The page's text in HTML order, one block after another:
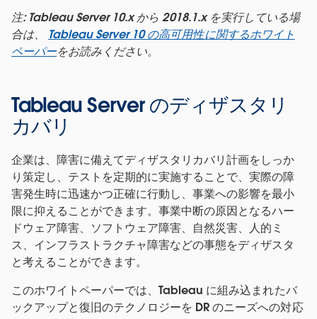
注: Tableau Server 10.x から 2018.1.x を実行している場
合は、 Tableau Server 10 の高可用性に関するホワイト
ペーパーをお読みください。
Tableau Server のディザスタリ
カバリ
企業は、障害に備えてディザスタリカバリ計画をしっか
り策定し、テストを定期的に実施することで、実際の障
害発生時に迅速かつ正確に行動し、事業への影響を最小
限に抑えることができます。事業中断の原因となるハー
ドウェア障害、ソフトウェア障害、自然災害、人的ミ
ス、インフラストラクチャ障害などの事態をディザスタ
と考えることができます。
このホワイトペーパーでは、Tableau に組み込まれたバ
ックアップと復旧のテクノロジーを DR のニーズへの対応